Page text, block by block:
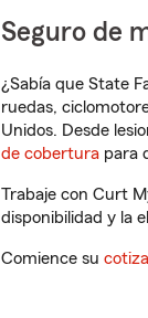
Seguro de
¿Sabía que State
ruedas,
Unidos. Desde
de cobertura para
Trabaje con Curt
disponibilidad y la
Comience su